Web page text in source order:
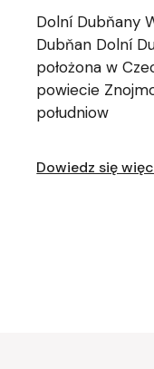
Dolní Dubňany
Dubňan Dolní
położona w
powiecie
południow
Dowiedz się